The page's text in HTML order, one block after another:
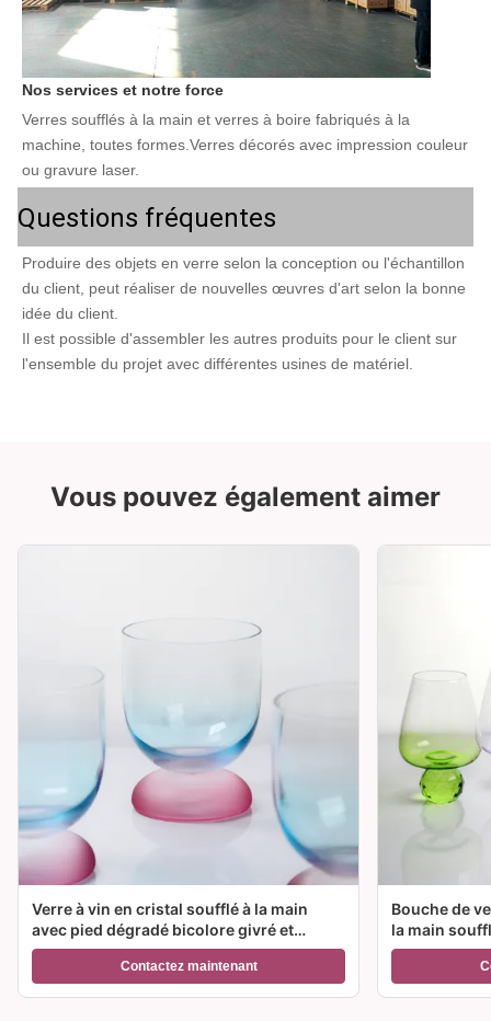
Nos services et notre force
Verres soufflés à la main et verres à boire fabriqués à la
machine, toutes formes.Verres décorés avec impression couleur
ou gravure laser.
Questions fréquentes
Produire des objets en verre selon la conception ou l'échantillon
du client, peut réaliser de nouvelles œuvres d'art selon la bonne
idée du client.
Il est possible d'assembler les autres produits pour le client sur
l'ensemble du projet avec différentes usines de matériel.
Vous pouvez également aimer
Verre à vin en cristal soufflé à la main
avec pied dégradé bicolore givré et
capacité de 300 ml pour vin, cocktail et
décoration intérieureContactez maintenant
Bouche de
la main
couleur et
Idéal pour